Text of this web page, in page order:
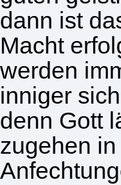
dann ist
Macht
werden
inniger
denn Gott
zugehen